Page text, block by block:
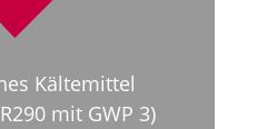
Kältemittel
mit GWP 3)